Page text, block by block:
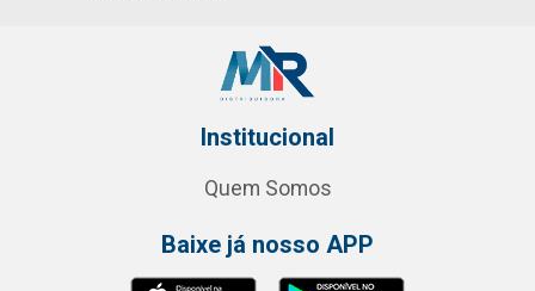
Institucional
Quem Somos
Baixe já nosso APP